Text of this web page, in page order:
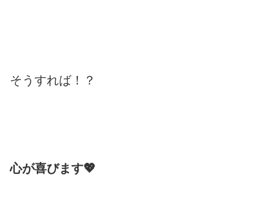
そうすれば！？
心が喜びます💖